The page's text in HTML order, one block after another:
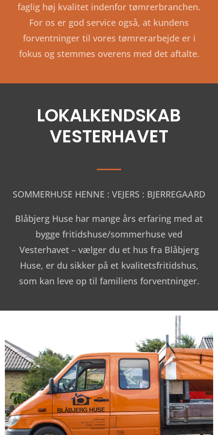
faglig høj kvalitet indenfor tømrerbranchen.
For os er god service også, at kundens
forventninger til vores tømrerarbejde er i
fokus og stemmes overens med det aftalte.
LOKALKENDSKAB
VESTERHAVET
SOMMERHUSE HENNE : VEJERS : BJERREGAARD
Blåbjerg Huse har mange års erfaring med at
bygge fritidshuse/sommerhuse ved
Vesterhavet – vælger du et hus fra Blåbjerg
Huse, er du sikker på et kvalitetsfritidshus,
som kan leve op til familiens forventninger.